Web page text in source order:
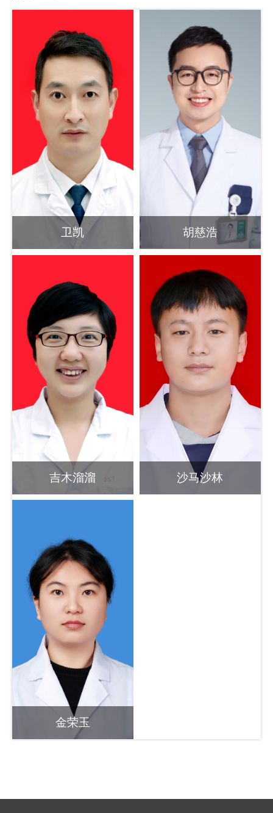
卫凯 胡慈浩
吉木溜溜 沙马沙林
金荣玉